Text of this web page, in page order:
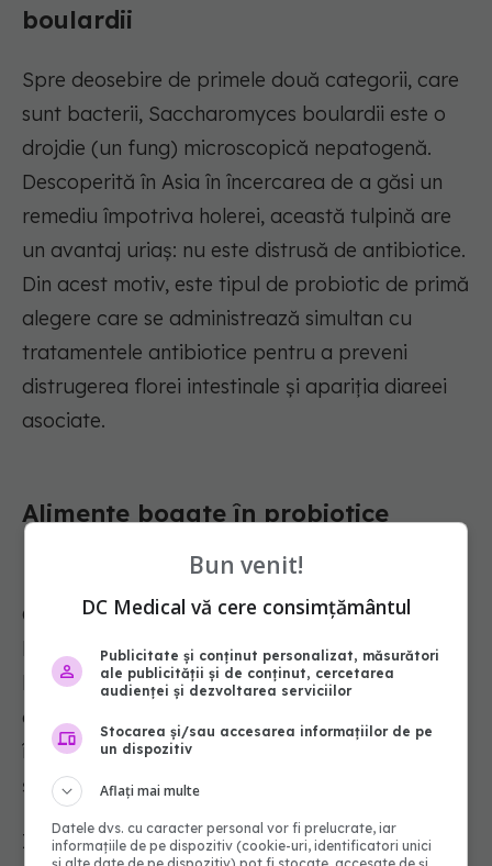
boulardii
Spre deosebire de primele două categorii, care
sunt bacterii, Saccharomyces boulardii este o
drojdie (un fung) microscopică nepatogenă.
Descoperită în Asia în încercarea de a găsi un
remediu împotriva holerei, această tulpină are
un avantaj uriaș: nu este distrusă de antibiotice.
Din acest motiv, este tipul de probiotic de primă
alegere care se administrează simultan cu
tratamentele antibiotice pentru a preveni
distrugerea florei intestinale și apariția diareei
asociate.
Alimente bogate în probiotice
Cele mai accesibile și recunoscute surse de
bacterii bune provin din gama produselor
lactate supuse fermentației controlate. Aceste
alimente transformă lactoza (zahărul din lapte)
în acid lactic, și astfel devin mai ușor de digerat
și mult mai bogate în nutrienți asimilabili.
Iaurtul natural și sana, obținute prin
Bun venit!
DC Medical vă cere consimțământul
Publicitate și conținut personalizat, măsurători
ale publicității și de conținut, cercetarea
audienței și dezvoltarea serviciilor
Stocarea și/sau accesarea informațiilor de pe
un dispozitiv
Aflați mai multe
Datele dvs. cu caracter personal vor fi prelucrate, iar
informațiile de pe dispozitiv (cookie-uri, identificatori unici